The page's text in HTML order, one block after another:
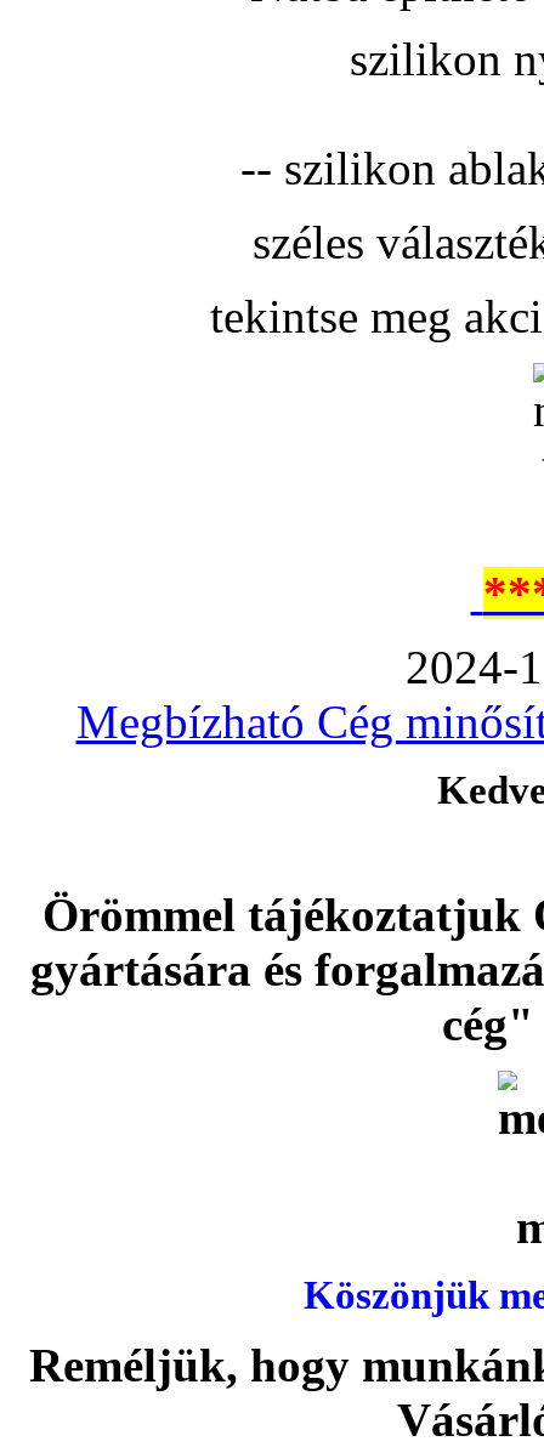
szilikon
-- szilikon
széles
tekintse meg
2024-
Megbízható Cég
Örömmel tájékoztatjuk
gyártására és
Köszönjük
Reméljük, hogy